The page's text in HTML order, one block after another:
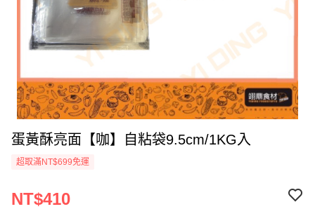
蛋黃酥亮面【咖】自粘袋9.5cm/1KG入
超取滿NT$699免運
NT$410